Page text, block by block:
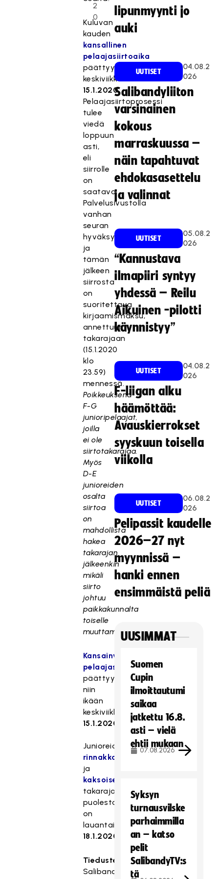
2
0
Kuluvan
kauden
kansallinen
pelaajasiirtoaika
päättyy
keskiviikkona
15.1.2020.
Pelaajasiirtoprosessi
tulee
viedä
loppuun
asti,
eli
siirrolle
on
saatava
Palvelusivustolla
vanhan
seuran
hyväksyntä
ja
tämän
jälkeen
siirrosta
on
suoritettava
kirjaamismaksu,
annettuun
takarajaan
(15.1.2020
klo
23.59)
mennessä.
Poikkeuksena
F-G
junioripelaajat,
joilla
ei ole
siirtotakarajaa.
Myös
D-E
junioreiden
osalta
siirtoa
on
mahdollista
hakea
takarajan
jälkeenkin
mikäli
siirto
johtuu
paikkakunnalta
toiselle
muuttamisesta.
Kansainvälinen
pelaajasiirtoaika
päättyy
niin
ikään
keskiviikkona
15.1.2020
Junioreiden
rinnakkaisedustushakemusten
ja
kaksoisedustusilmoitusten
takaraja
puolestaan
on
lauantai
18.1.2020
Tiedustelut:
Salibandyliiton
lipunmyynti jo
auki
UUTISET
04.08.2
026
Salibandyliiton
varsinainen
kokous
marraskuussa –
näin tapahtuvat
ehdokasasettelu
ja valinnat
UUTISET
05.08.2
026
“Kannustava
ilmapiiri syntyy
yhdessä – Reilu
Aikuinen -pilotti
käynnistyy”
UUTISET
04.08.2
026
F-liigan alku
häämöttää:
Avauskierrokset
syyskuun toisella
viikolla
UUTISET
06.08.2
026
Pelipassit kaudelle
2026–27 nyt
myynnissä –
hanki ennen
ensimmäistä peliä
UUSIMMAT
Suomen
Cupin
ilmoittautumi
saikaa
jatkettu 16.8.
asti – vielä
ehtii mukaan
07.08.2026
Syksyn
turnausvilske
parhaimmilla
an – katso
pelit
SalibandyTV:s
tä